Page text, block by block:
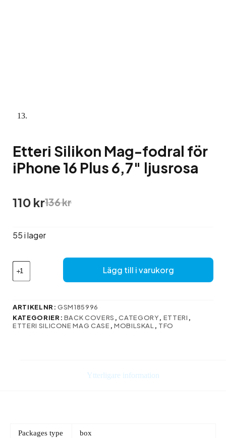
Etteri Silikon Mag-fodral för
iPhone 16 Plus 6,7″ ljusrosa
136kr
Det
ursprungliga
var:
110 krDet
nuvarande
är:
55 i lager
Etteri
Silikon
Mag-
för
16
Lägg till i varukorg
ARTIKELNR:GSM185996
KATEGORIER: BACK COVERS ,CATEGORY, ETTERI ,
ETTERI SILICONE MAG CASE , MOBILSKAL , TFO
Ytterligare information
Packages type box